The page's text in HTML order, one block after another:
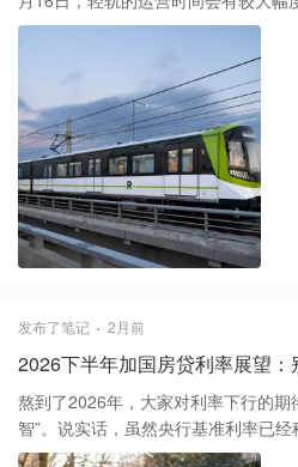
机场线的接入做系统测试和维护，毕
到早上7:30运行；而周日的情况更复
则要等到中午12:00。特别要提醒大家
12:00才开始运营，千万别按平时的习惯掐点出门
响时段会安排穿梭大巴接驳，但大巴
通比。建议大家周末出门前先刷一下
预留出至少三十分钟的宽裕时间，免
划。
发布了笔记 2月前
2026下半年加国房贷利率展望：
熬到了2026年，大家对利率下行的期
智”。说实话，虽然央行基准利率已
回到疫情期间那种1字头的超低利率时